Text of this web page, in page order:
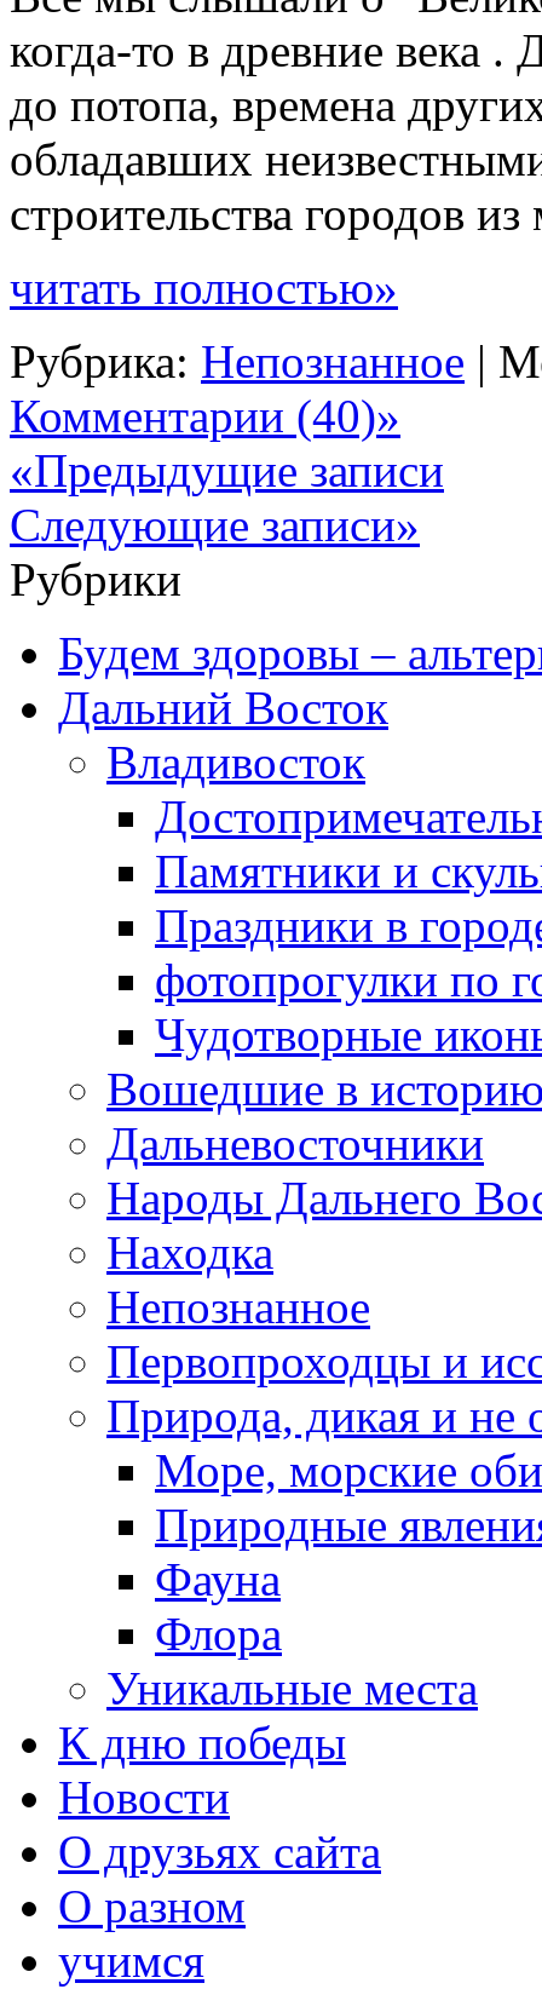
когда-то в древние века
до потопа, времена
обладавших
строительства городов из
читать полностью»
Рубрика: Непознанное |
Комментарии (40)»
«Предыдущие записи
Следующие записи»
Рубрики
Будем здоровы –
Дальний Восток
Владивосток
Памятники и
Праздники в
фотопрогулки по
Чудотворные
Вошедшие в
Дальневосточники
Народы Дальнего
Находка
Непознанное
Первопроходцы и
Природа, дикая и не
Море, морские
Природные
Фауна
Флора
Уникальные места
К дню победы
Новости
О друзьях сайта
О разном
учимся